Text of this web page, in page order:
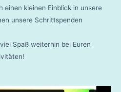
einen kleinen Einblick in unsere
unsere Schrittspenden
Spaß weiterhin bei Euren